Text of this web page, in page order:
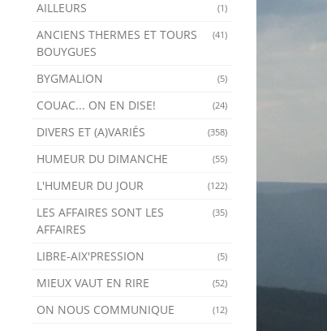
(1)
AILLEURS
(41)
ANCIENS THERMES ET TOURS
BOUYGUES
(5)
BYGMALION
(24)
COUAC... ON EN DISE!
(358)
DIVERS ET (A)VARIÉS
(55)
HUMEUR DU DIMANCHE
(122)
L'HUMEUR DU JOUR
(35)
LES AFFAIRES SONT LES
AFFAIRES
(5)
LIBRE-AIX'PRESSION
(52)
MIEUX VAUT EN RIRE
(12)
ON NOUS COMMUNIQUE